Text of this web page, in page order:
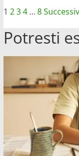
più
Elena
D’Amario
quanto
Amici,
cachet,
degli
articoli
1 234 …8
Potresti